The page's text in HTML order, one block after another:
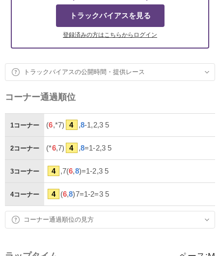
トラックバイアスを見る
登録済みの方はこちらからログイン
トラックバイアスの公開時間・提供レース
コーナー通過順位
1コーナー (6,*7) 4 ,8-1,2,3 5
2コーナー (*6,7) 4 ,8=1-2,3 5
3コーナー 4 ,7(6,8)=1-2,3 5
4コーナー 4 (6,8)7=1-2=3 5
コーナー通過順位の見方